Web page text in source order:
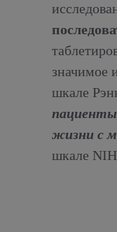
значимое
шкале
жизни с
шкале